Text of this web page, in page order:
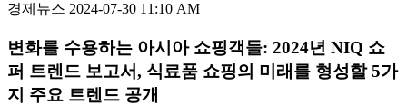
경제뉴스 2024-07-30 11:10 AM
변화를 수용하는 아시아 쇼핑객들: 2024년 NIQ 쇼
퍼 트렌드 보고서, 식료품 쇼핑의 미래를 형성할 5가
지 주요 트렌드 공개